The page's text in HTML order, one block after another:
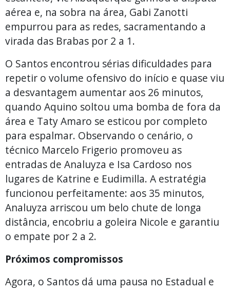
aérea e, na sobra na área, Gabi Zanotti
empurrou para as redes, sacramentando a
virada das Brabas por 2 a 1.
O Santos encontrou sérias dificuldades para
repetir o volume ofensivo do início e quase viu
a desvantagem aumentar aos 26 minutos,
quando Aquino soltou uma bomba de fora da
área e Taty Amaro se esticou por completo
para espalmar. Observando o cenário, o
técnico Marcelo Frigerio promoveu as
entradas de Analuyza e Isa Cardoso nos
lugares de Katrine e Eudimilla. A estratégia
funcionou perfeitamente: aos 35 minutos,
Analuyza arriscou um belo chute de longa
distância, encobriu a goleira Nicole e garantiu
o empate por 2 a 2.
Próximos compromissos
Agora, o Santos dá uma pausa no Estadual e